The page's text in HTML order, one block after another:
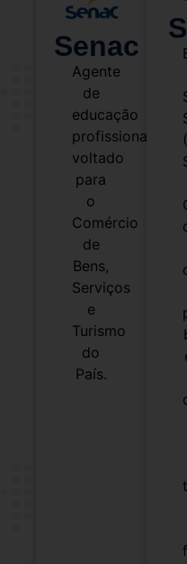
Senac
Agente
de
educação
profissional
voltado
para
o
Comércio
de
Bens,
Serviços
e
Turismo
do
País.